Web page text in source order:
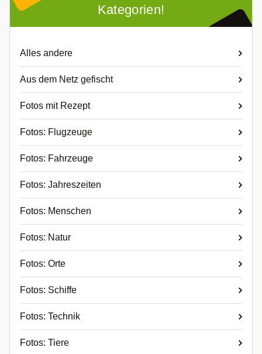
Kategorien!
Alles andere
Aus dem Netz gefischt
Fotos mit Rezept
Fotos: Flugzeuge
Fotos: Fahrzeuge
Fotos: Jahreszeiten
Fotos: Menschen
Fotos: Natur
Fotos: Orte
Fotos: Schiffe
Fotos: Technik
Fotos: Tiere